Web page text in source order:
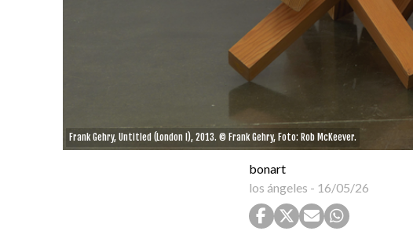
Frank Gehry, Untitled (London I), 2013. © Frank Gehry, Foto: Rob McKeever.
bonart
los ángeles - 16/05/26